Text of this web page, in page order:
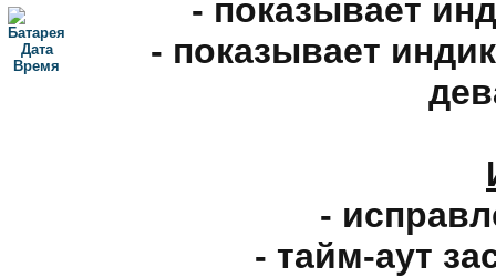
- показывает
- показывает
-
- тайм-аут